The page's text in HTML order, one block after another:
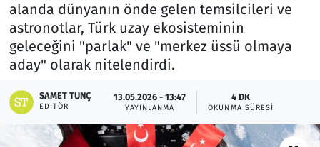
alanda dünyanın önde gelen temsilcileri ve
astronotlar, Türk uzay ekosisteminin
geleceğini "parlak" ve "merkez üssü olmaya
aday" olarak nitelendirdi.
SAMET TUNÇ
EDITÖR
13.05.2026 - 13:47
YAYINLANMA
4 DK
OKUNMA SÜRESI
Memur ve Kamu
Otomobil
Oyun
Ramazan